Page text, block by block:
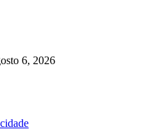
6, 2026